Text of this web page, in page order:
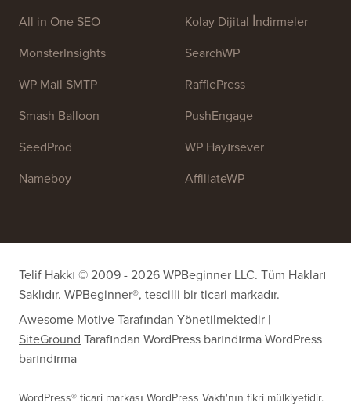
All in One SEO
MonsterInsights
WP Mail SMTP
Smash Balloon
SeedProd
Nameboy
Kolay Dijital İndirmeler
SearchWP
RafflePress
PushEngage
WP Hayırsever
AffiliateWP
Telif Hakkı © 2009 - 2026 WPBeginner LLC. Tüm Hakları
Saklıdır. WPBeginner®, tescilli bir ticari markadır.
Awesome MotiveTarafından Yönetilmektedir |
SiteGround Tarafından WordPress barındırmaWordPress
barındırma
WordPress® ticari markası WordPress Vakfı'nın fikri mülkiyetidir.